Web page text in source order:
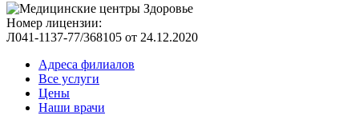
Номер лицензии:
Л041-1137-77/368105 от 24.12.2020
Адреса филиалов
Все услуги
Цены
Наши врачи